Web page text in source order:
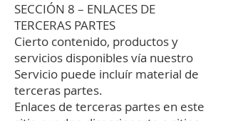
SECCIÓN 8 – ENLACES DE
TERCERAS PARTES
Cierto contenido, productos y
servicios disponibles vía nuestro
Servicio puede incluír material de
terceras partes.
Enlaces de terceras partes en este